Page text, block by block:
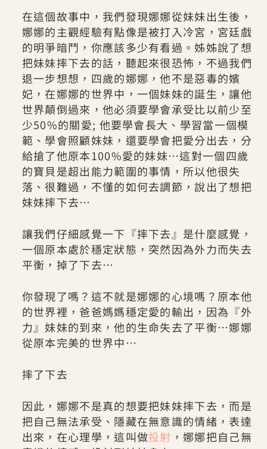
在這個故事中，我們發現娜娜從妹妹出生後，
娜娜的主觀經驗有點像是被打入冷宮，宮廷戲
的明爭暗鬥，你應該多少有看過。姊姊說了想
把妹妹摔下去的話，聽起來很恐怖，不過我們
退一步想想，四歲的娜娜，他不是惡毒的嬪
妃，在娜娜的世界中，一個妹妹的誕生，讓他
世界顛倒過來，他必須要學會承受比以前少至
少50%的關愛; 他要學會長大、學習當一個模
範、學會照顧妹妹，還要學會把愛分出去，分
給搶了他原本100%愛的妹妹…這對一個四歲
的寶貝是超出能力範圍的事情，所以他很失
落、很難過，不懂的如何去調節，說出了想把
妹妹摔下去…
讓我們仔細感覺一下『摔下去』是什麼感覺，
一個原本處於穩定狀態，突然因為外力而失去
平衡，掉了下去…
你發現了嗎？這不就是娜娜的心境嗎？原本他
的世界裡，爸爸媽媽穩定愛的輸出，因為『外
力』妹妹的到來，他的生命失去了平衡…娜娜
從原本完美的世界中…
摔了下去
因此，娜娜不是真的想要把妹妹摔下去，而是
把自己無法承受、隱藏在無意識的情緒，表達
出來，在心理學，這叫做投射 ，娜娜把自己無